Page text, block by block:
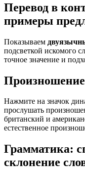
Перевод в
примеры
Показываем
подсветкой искомого
точное значение и
Нажмите на значок
прослушать
британский и
естественное
Грамматика:
склонение